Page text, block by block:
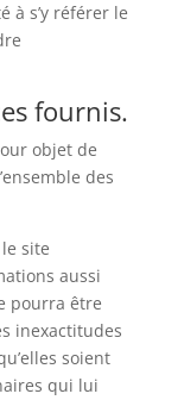
à s’y référer le
fournis.
objet de
des
site
aussi
pourra être
inexactitudes
soient
qui lui